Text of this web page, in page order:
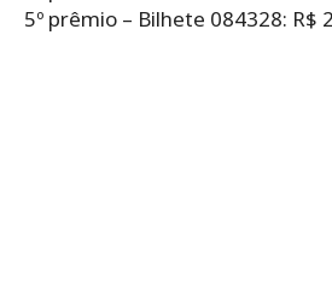
5º prêmio – Bilhete 084328: R$